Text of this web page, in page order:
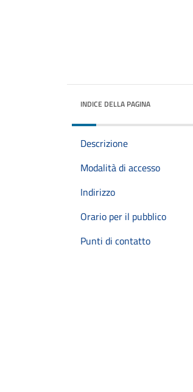
INDICE DELLA PAGINA
Descrizione
Modalità di accesso
Indirizzo
Orario per il pubblico
Punti di contatto